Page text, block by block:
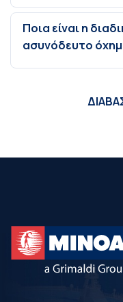
Ποια είναι η
ασυνόδευτο